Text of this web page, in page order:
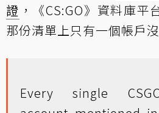
證 ，《CS:GO》資料庫平
那份清單上只有一個帳戶
Every single